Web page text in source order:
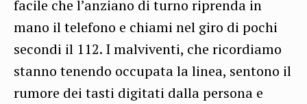
facile che l’anziano di turno riprenda in
mano il telefono e chiami nel giro di pochi
secondi il 112. I malviventi, che ricordiamo
stanno tenendo occupata la linea, sentono il
rumore dei tasti digitati dalla persona e